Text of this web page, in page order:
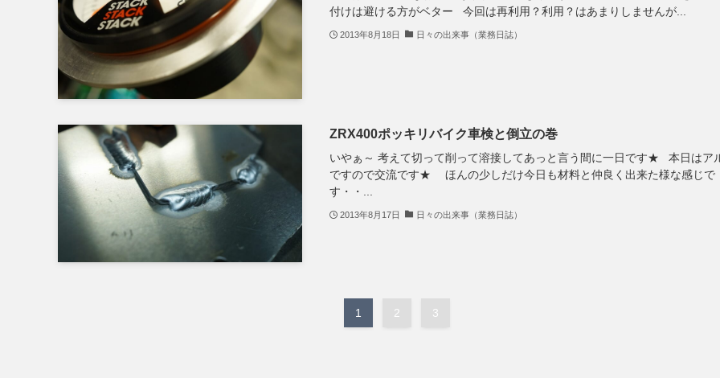
付けは避ける方がベター 今回は再利用？利用？はあまりしませんが...
2013年8月18日 日々の出来事（業務日誌）
ZRX400ポッキリバイク車検と倒立の巻
いやぁ～ 考えて切って削って溶接してあっと言う間に一日です★ 本日はア
ですので交流です★ ほんの少しだけ今日も材料と仲良く出来た様な感じで
す・・...
2013年8月17日 日々の出来事（業務日誌）
1 2 3